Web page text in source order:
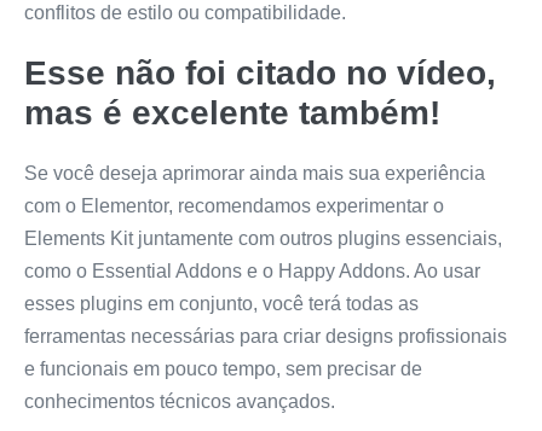
conflitos de estilo ou compatibilidade.
Esse não foi citado no vídeo,
mas é excelente também!
Se você deseja aprimorar ainda mais sua experiência
com o Elementor, recomendamos experimentar o
Elements Kit juntamente com outros plugins essenciais,
como o Essential Addons e o Happy Addons. Ao usar
esses plugins em conjunto, você terá todas as
ferramentas necessárias para criar designs profissionais
e funcionais em pouco tempo, sem precisar de
conhecimentos técnicos avançados.